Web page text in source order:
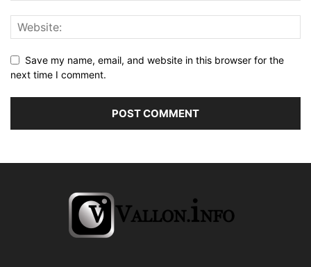
Save my name, email, and website in this browser for the
next time I comment.